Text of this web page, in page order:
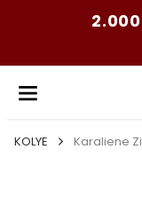
2.000
KOLYE Karaliene